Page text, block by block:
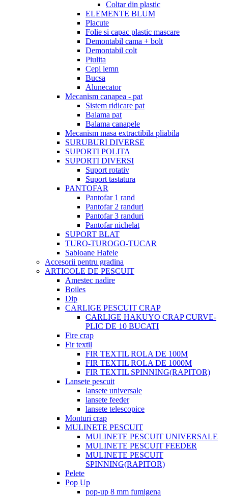
Coltar din plastic
ELEMENTE BLUM
Placute
Folie si capac plastic mascare
Demontabil cama + bolt
Demontabil colt
Piulita
Cepi lemn
Bucsa
Alunecator
Mecanism canapea - pat
Sistem ridicare pat
Balama pat
Balama canapele
Mecanism masa extractibila pliabila
SURUBURI DIVERSE
SUPORTI POLITA
SUPORTI DIVERSI
Suport rotativ
Suport tastatura
PANTOFAR
Pantofar 1 rand
Pantofar 2 randuri
Pantofar 3 randuri
Pantofar nichelat
SUPORT BLAT
TURO-TUROGO-TUCAR
Sabloane Hafele
Accesorii pentru gradina
ARTICOLE DE PESCUIT
Amestec nadire
Boiles
Dip
CARLIGE PESCUIT CRAP
CARLIGE HAKUYO CRAP CURVE-
PLIC DE 10 BUCATI
Fire crap
Fir textil
FIR TEXTIL ROLA DE 100M
FIR TEXTIL ROLA DE 1000M
FIR TEXTIL SPINNING(RAPITOR)
Lansete pescuit
lansete universale
lansete feeder
lansete telescopice
Monturi crap
MULINETE PESCUIT
MULINETE PESCUIT UNIVERSALE
MULINETE PESCUIT FEEDER
MULINETE PESCUIT
SPINNING(RAPITOR)
Pelete
Pop Up
pop-up 8 mm fumigena